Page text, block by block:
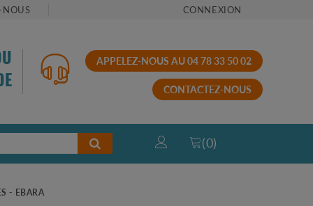
CONNEXION
APPELEZ-NOUS AU 04 78 33 50 02
CONTACTEZ-NOUS
(0)
- EBARA